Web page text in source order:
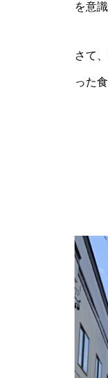
を意
さて
った